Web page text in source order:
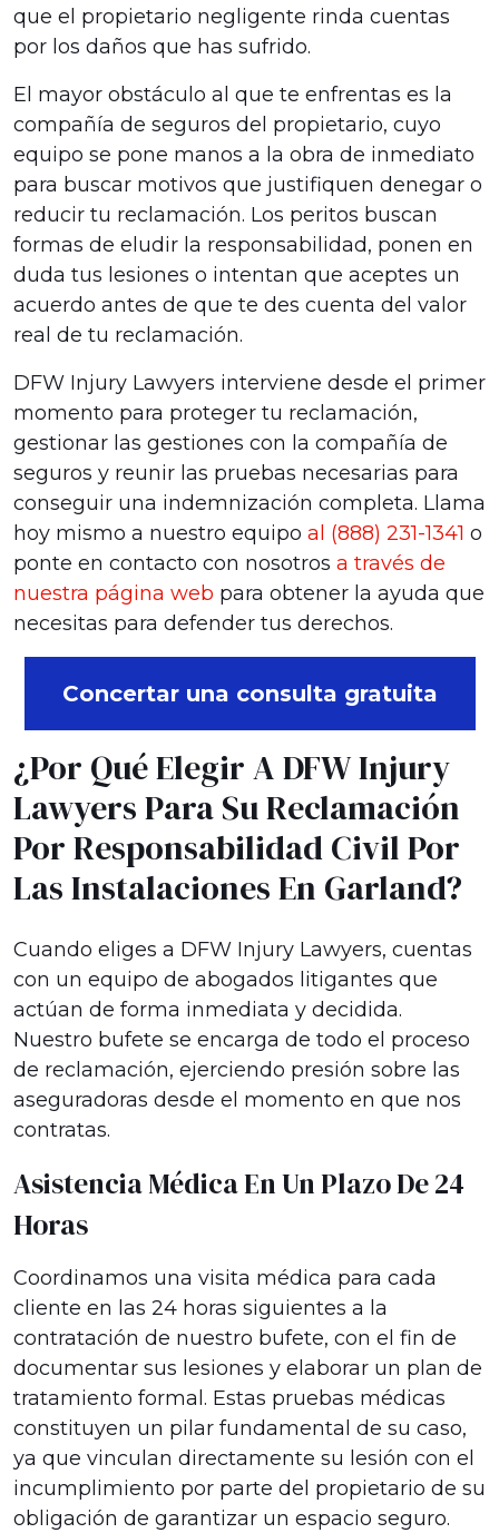
que el propietario negligente rinda cuentas
por los daños que has sufrido.
El mayor obstáculo al que te enfrentas es la
compañía de seguros del propietario, cuyo
equipo se pone manos a la obra de inmediato
para buscar motivos que justifiquen denegar o
reducir tu reclamación. Los peritos buscan
formas de eludir la responsabilidad, ponen en
duda tus lesiones o intentan que aceptes un
acuerdo antes de que te des cuenta del valor
real de tu reclamación.
DFW Injury Lawyers interviene desde el primer
momento para proteger tu reclamación,
gestionar las gestiones con la compañía de
seguros y reunir las pruebas necesarias para
conseguir una indemnización completa. Llama
hoy mismo a nuestro equipo al (888) 231-1341 o
ponte en contacto con nosotros a través de
nuestra página web para obtener la ayuda que
necesitas para defender tus derechos.
Concertar una consulta gratuita
¿Por Qué Elegir A DFW Injury
Lawyers Para Su Reclamación
Por Responsabilidad Civil Por
Las Instalaciones En Garland?
Cuando eliges a DFW Injury Lawyers, cuentas
con un equipo de abogados litigantes que
actúan de forma inmediata y decidida.
Nuestro bufete se encarga de todo el proceso
de reclamación, ejerciendo presión sobre las
aseguradoras desde el momento en que nos
contratas.
Asistencia Médica En Un Plazo De 24
Horas
Coordinamos una visita médica para cada
cliente en las 24 horas siguientes a la
contratación de nuestro bufete, con el fin de
documentar sus lesiones y elaborar un plan de
tratamiento formal. Estas pruebas médicas
constituyen un pilar fundamental de su caso,
ya que vinculan directamente su lesión con el
incumplimiento por parte del propietario de su
obligación de garantizar un espacio seguro.